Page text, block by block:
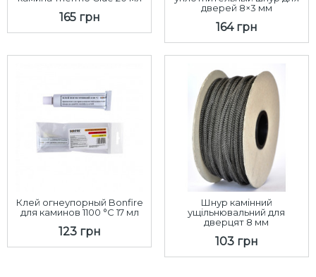
165 грн
дверей 8×3 мм
164 грн
Клей огнеупорный Bonfire
для каминов 1100 °C 17 мл
123 грн
Шнур камінний
ущільнювальний для
дверцят 8 мм
103 грн